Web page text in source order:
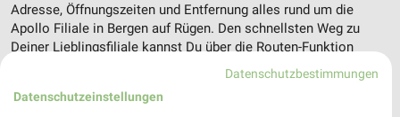
Adresse, Öffnungszeiten und Entfernung alles rund um die
Apollo Filiale in Bergen auf Rügen. Den schnellsten Weg zu
Deiner Lieblingsfiliale kannst Du über die Routen-Funktion
finden. Wenn Du auf der Suche nach aktuellen Schnäppchen von
Apollo bist, dann schau doch mal in die aktuellen Prospekte
und Angebote. Da ist sicher etwas passendes für Dich dabei.
Datenschutzbestimmungen
Datenschutzeinstellungen